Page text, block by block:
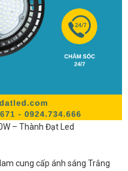
– Thành Đạt Led
cung cấp ánh sáng Trắng